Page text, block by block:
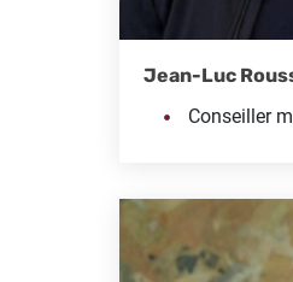
Jean-Luc
Conseiller